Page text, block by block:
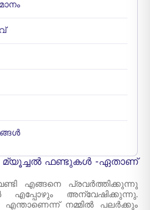
ഫണ്ടുകൾ -ഏതാണ്
എങ്ങനെ പ്രവർത്തിക്കുന്നു
എപ്പോഴും അന്വേഷിക്കുന്നു.
നമ്മിൽ പലർക്കും